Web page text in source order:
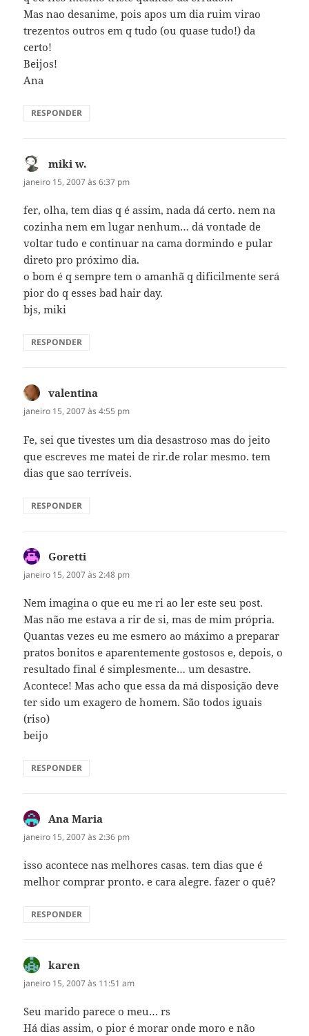
Mas nao desanime, pois apos um dia ruim virao
trezentos outros em q tudo (ou quase tudo!) da
certo!
Beijos!
Ana
RESPONDER
miki w.
janeiro 15, 2007 às 6:37 pm
fer, olha, tem dias q é assim, nada dá certo. nem na
cozinha nem em lugar nenhum… dá vontade de
voltar tudo e continuar na cama dormindo e pular
direto pro próximo dia.
o bom é q sempre tem o amanhã q dificilmente será
pior do q esses bad hair day.
bjs, miki
RESPONDER
valentina
janeiro 15, 2007 às 4:55 pm
Fe, sei que tivestes um dia desastroso mas do jeito
que escreves me matei de rir.de rolar mesmo. tem
dias que sao terríveis.
RESPONDER
Goretti
janeiro 15, 2007 às 2:48 pm
Nem imagina o que eu me ri ao ler este seu post.
Mas não me estava a rir de si, mas de mim própria.
Quantas vezes eu me esmero ao máximo a preparar
pratos bonitos e aparentemente gostosos e, depois, o
resultado final é simplesmente… um desastre.
Acontece! Mas acho que essa da má disposição deve
ter sido um exagero de homem. São todos iguais
(riso)
beijo
RESPONDER
Ana Maria
janeiro 15, 2007 às 2:36 pm
isso acontece nas melhores casas. tem dias que é
melhor comprar pronto. e cara alegre. fazer o quê?
RESPONDER
karen
janeiro 15, 2007 às 11:51 am
Seu marido parece o meu… rs
Há dias assim, o pior é morar onde moro e não